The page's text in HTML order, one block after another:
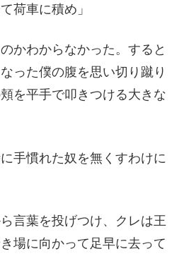
荷車に積め」
かわからなかった。すると
った僕の腹を思い切り蹴り
を平手で叩きつける大きな
手慣れた奴を無くすわけに
言葉を投げつけ、クレは王
場に向かって足早に去って